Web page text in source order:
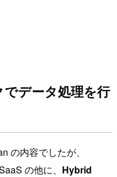
データ処理を行
の内容でしたが、
の他に、 Hybrid